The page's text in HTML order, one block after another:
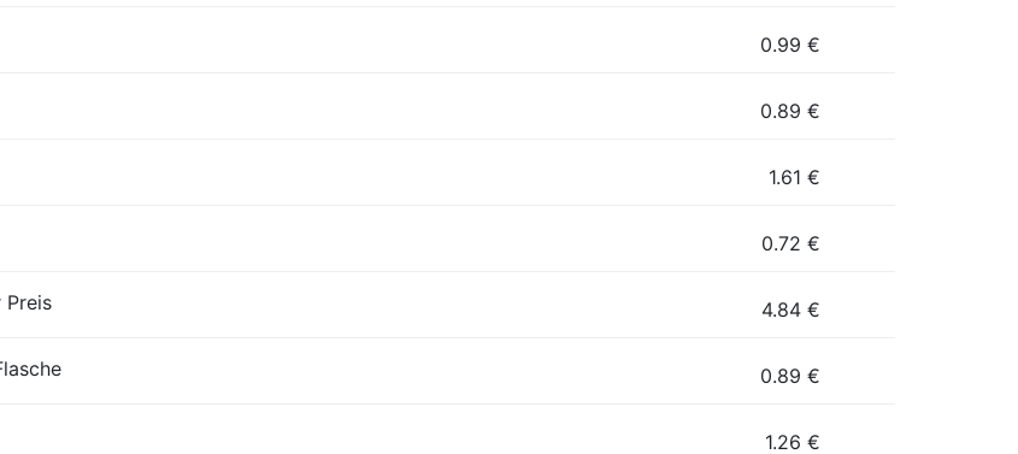
0.99 €
0.89 €
1.61 €
0.72 €
Preis 4.84 €
0.89 €
1.26 €